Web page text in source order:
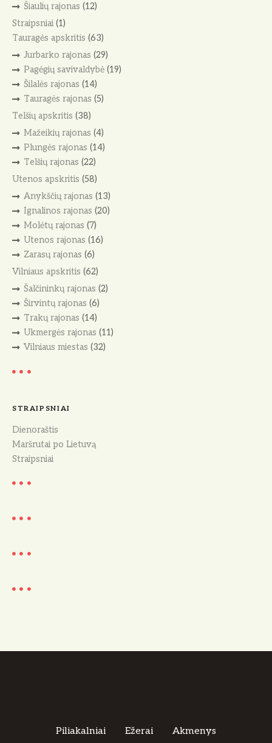
Šiaulių rajonas (12)
Straipsniai (1)
Tauragės apskritis (63)
Jurbarko rajonas (29)
Pagėgių savivaldybė(19)
Šilalės rajonas (14)
Tauragės rajonas (5)
Telšių apskritis (38)
Mažeikių rajonas (4)
Plungės rajonas (14)
Telšių rajonas (22)
Utenos apskritis (58)
Anykščių rajonas (13)
Ignalinos rajonas (20)
Molėtų rajonas (7)
Utenos rajonas (16)
Zarasų rajonas (6)
Vilniaus apskritis (62)
Šalčininkų rajonas (2)
Širvintų rajonas (6)
Trakų rajonas (14)
Ukmergės rajonas (11)
Vilniaus miestas (32)
STRAIPSNIAI
Dienoraštis
Maršrutai po Lietuvą
Straipsniai
Piliakalniai Ežerai Akmenys